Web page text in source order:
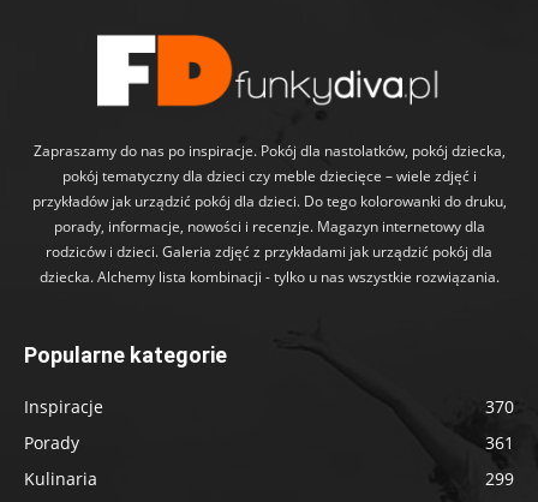
Zapraszamy do nas po inspiracje. Pokój dla nastolatków, pokój dziecka,
pokój tematyczny dla dzieci czy meble dziecięce – wiele zdjęć i
przykładów jak urządzić pokój dla dzieci. Do tego kolorowanki do druku,
porady, informacje, nowości i recenzje. Magazyn internetowy dla
rodziców i dzieci. Galeria zdjęć z przykładami jak urządzić pokój dla
dziecka. Alchemy lista kombinacji - tylko u nas wszystkie rozwiązania.
Popularne kategorie
Inspiracje
370
Porady
361
Kulinaria
299